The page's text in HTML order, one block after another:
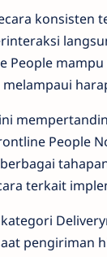
konsisten
People
People
terkait
pengiriman